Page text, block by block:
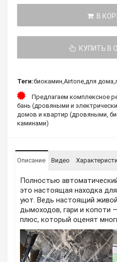
В
КУПИТЬ В
Теги:биокамин,Airtone,для дома,
Предлагаем комплексное
бань (дровяными и
домов и квартир (дровяными,
каминами)
Описание Видео
Полностью
это настоящая находка
уют. Ведь настоящий
дымоходов, гари и копоти
плюс, который оценят